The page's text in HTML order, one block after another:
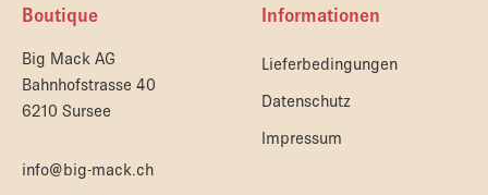
Boutique
Big Mack AG
Bahnhofstrasse 40
6210 Sursee
info@big-mack.ch
Informationen
Lieferbedingungen
Datenschutz
Impressum